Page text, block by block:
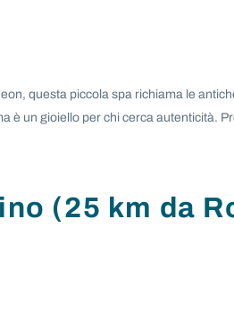
questa piccola spa richiama le
è un gioiello per chi cerca autenticità.
(25 km da